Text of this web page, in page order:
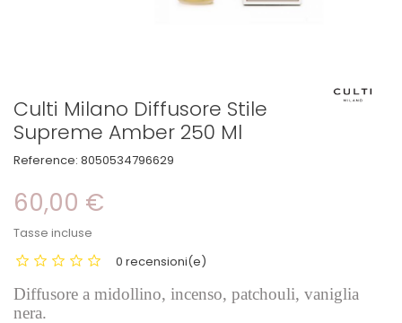
Culti Milano Diffusore Stile
Supreme Amber 250 Ml
Reference: 8050534796629
60,00 €
Tasse incluse
0 recensioni(e)
Diffusore a midollino, incenso, patchouli, vaniglia
nera.